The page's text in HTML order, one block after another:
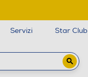
Servizi Star Club